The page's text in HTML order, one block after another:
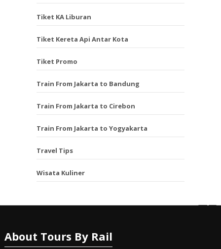
Tiket KA Liburan
Tiket Kereta Api Antar Kota
Tiket Promo
Train From Jakarta to Bandung
Train From Jakarta to Cirebon
Train From Jakarta to Yogyakarta
Travel Tips
Wisata Kuliner
About Tours By Rail